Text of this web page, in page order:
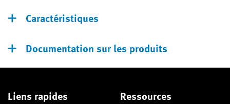
Caractéristiques
Documentation sur les produits
Liens rapides Ressources